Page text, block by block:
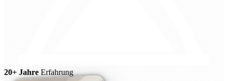
20+ Jahre Erfahrung